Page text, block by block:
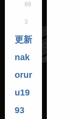
99
3
更新
nak
orur
u19
93